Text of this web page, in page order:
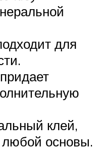
для
клей,
основы.